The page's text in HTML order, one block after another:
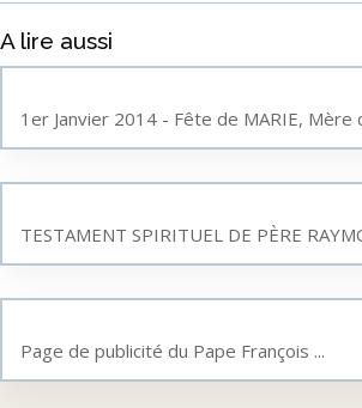
A lire aussi
1er Janvier 2014 - Fête de MARIE, Mère
TESTAMENT SPIRITUEL DE PÈRE
Page de publicité du Pape François ...